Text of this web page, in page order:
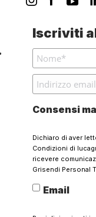
Iscriviti
Consensi
Dichiaro di aver
Condizioni di
ricevere
Grisendi Personal
Email